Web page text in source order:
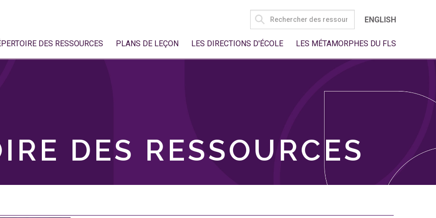
SEARCH
FOR:
ENGLISH
DES RESSOURCES PLANS DE LEÇON LES DIRECTIONS D'ÉCOLE LES MÉTAMORPHES DU FLS
DES RESSOURCES